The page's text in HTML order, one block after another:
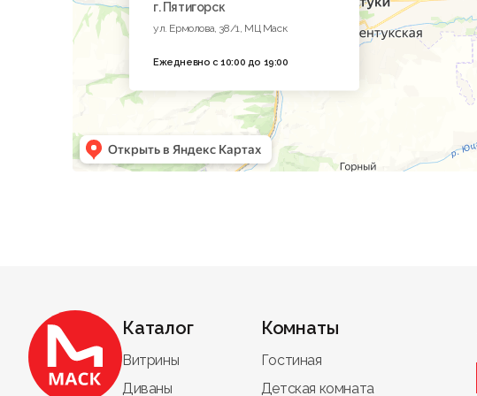
г. Пятигорск
ул. Ермолова, 38/1, МЦ Маск
Ежедневно с 10:00 до 19:00
Каталог
Витрины
Диваны
Комнаты
Гостиная
Детская комната